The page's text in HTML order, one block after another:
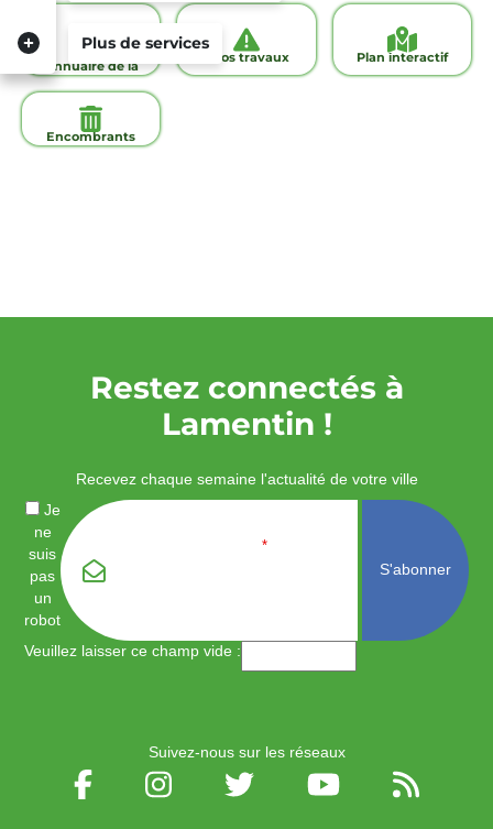
Plus de services
Annuaire de la
Infos travaux Plan interactif
Encombrants
Restez connectés à
Lamentin !
Recevez chaque semaine l'actualité de votre ville
Je
ne
suis
pas
un
robot
*
Veuillez laisser ce champ vide :
Suivez-nous sur les réseaux